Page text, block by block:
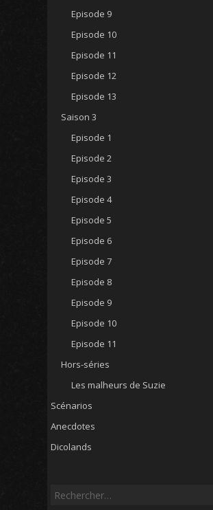
Episode 9
Episode 10
Episode 11
Episode 12
Episode 13
Saison 3
Episode 1
Episode 2
Episode 3
Episode 4
Episode 5
Episode 6
Episode 7
Episode 8
Episode 9
Episode 10
Episode 11
Hors-séries
Les malheurs de Suzie
Scénarios
Anecdotes
Dicolands
Rechercher :